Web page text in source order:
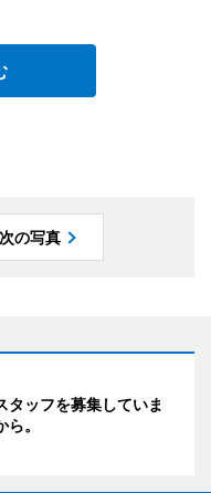
次の写真
タッフを募集していま
。